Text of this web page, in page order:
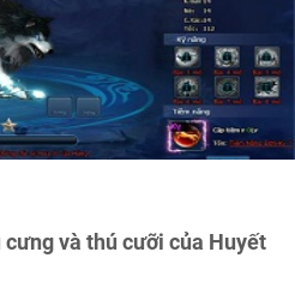
và thú cưỡi của Huyết